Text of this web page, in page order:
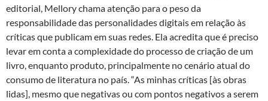
editorial, Mellory chama atenção para o peso da
responsabilidade das personalidades digitais em relação às
críticas que publicam em suas redes. Ela acredita que é preciso
levar em conta a complexidade do processo de criação de um
livro, enquanto produto, principalmente no cenário atual do
consumo de literatura no país. “As minhas críticas [às obras
lidas], mesmo que negativas ou com pontos negativos a serem